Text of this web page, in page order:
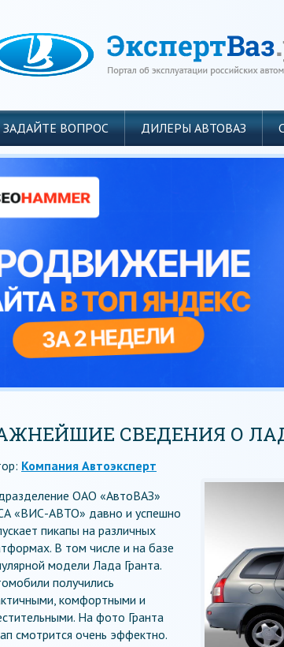
ЗАДАЙТЕ ВОПРОС ДИЛЕРЫ АВТОВАЗ
СВЕДЕНИЯ О
Компания Автоэксперт
ОАО «АвтоВАЗ»
«ВИС-АВТО» давно и успешно
пикапы на различных
В том числе и на базе
модели Лада Гранта.
получились
комфортными и
На фото Гранта
смотрится очень эффектно.